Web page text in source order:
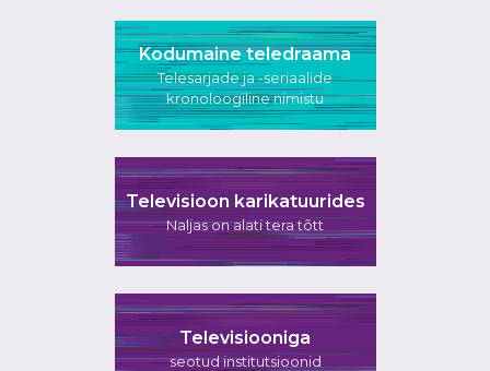
Kodumaine teledraama
Telesarjade ja -seriaalide
kronoloogiline nimistu
Televisioon karikatuurides
Naljas on alati tera tõtt
Televisiooniga
seotud institutsioonid